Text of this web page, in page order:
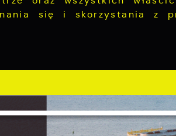
się i skorzystania z
Galeria
Szanujemy Twoją